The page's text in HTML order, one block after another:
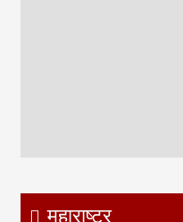
महाराष्ट्र